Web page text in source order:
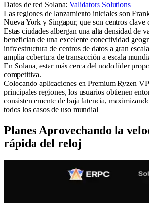
Datos de red Solana: Validators Solutions
Las regiones de lanzamiento iniciales son
Nueva York y Singapur, que son centros clave
Estas ciudades albergan una alta densidad de
benefician de una excelente conectividad
infraestructura de centros de datos a gran
amplia cobertura de transacción a escala
En Solana, estar más cerca del nodo líder
competitiva.
Colocando aplicaciones en Premium Ryzen
principales regiones, los usuarios obtienen
consistentemente de baja latencia,
todos los casos de uso mundial.
Planes Aprovechando la
rápida del reloj